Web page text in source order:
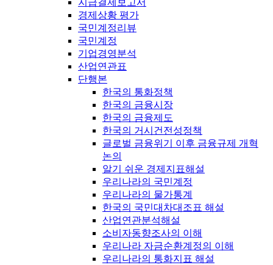
지급결제보고서
경제상황 평가
국민계정리뷰
국민계정
기업경영분석
산업연관표
단행본
한국의 통화정책
한국의 금융시장
한국의 금융제도
한국의 거시건전성정책
글로벌 금융위기 이후 금융규제 개혁
논의
알기 쉬운 경제지표해설
우리나라의 국민계정
우리나라의 물가통계
한국의 국민대차대조표 해설
산업연관분석해설
소비자동향조사의 이해
우리나라 자금순환계정의 이해
우리나라의 통화지표 해설